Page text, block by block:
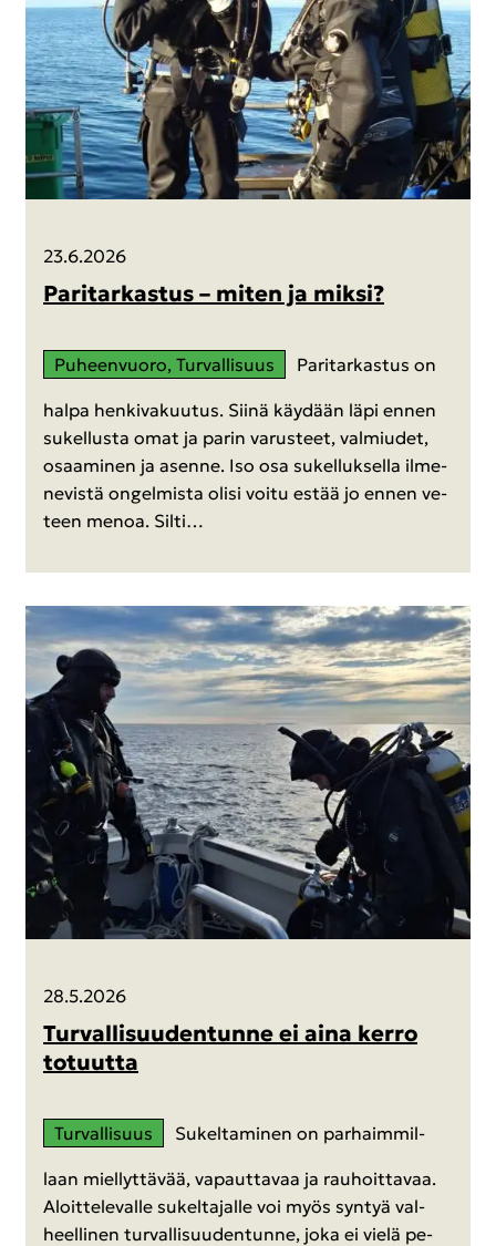
23.6.2026
Pa­ri­tar­kas­tus – miten ja miksi?
Pu­heen­vuo­ro, Tur­val­li­suus Pa­ri­tar­kas­tus on
halpa hen­ki­va­kuu­tus. Siinä käy­dään läpi ennen
su­kel­lus­ta omat ja parin va­rus­teet, val­miu­det,
osaa­mi­nen ja asen­ne. Iso osa su­kel­luk­sel­la il­me­
ne­vis­tä on­gel­mis­ta olisi voitu estää jo ennen ve­
teen menoa. Silti…
28.5.2026
Tur­val­li­suu­den­tun­ne ei aina kerro
to­tuut­ta
Tur­val­li­suus Su­kel­ta­mi­nen on par­haim­mil­
laan miel­lyt­tä­vää, va­paut­ta­vaa ja rau­hoit­ta­vaa.
Aloit­te­le­val­le su­kel­ta­jal­le voi myös syn­tyä val­
heel­li­nen tur­val­li­suu­den­tun­ne, joka ei vielä pe­